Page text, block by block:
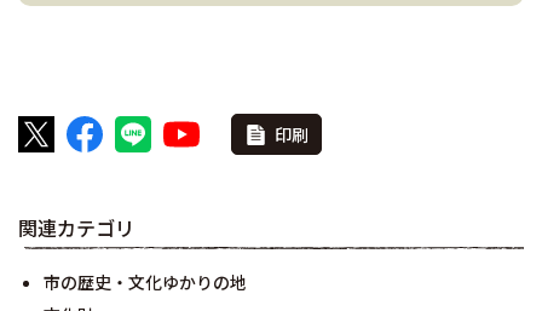
印刷
関連カテゴリ
市の歴史・文化ゆかりの地